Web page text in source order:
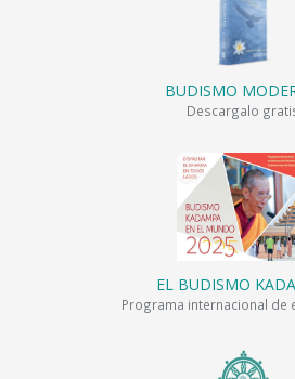
BUDISMO
Descargalo
EL BUDISMO
Programa internacional de